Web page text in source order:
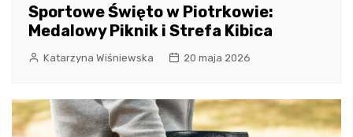
Sportowe Święto w Piotrkowie:
Medalowy Piknik i Strefa Kibica
Katarzyna Wiśniewska 20 maja 2026